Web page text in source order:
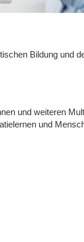
Bildung und
und weiteren
und